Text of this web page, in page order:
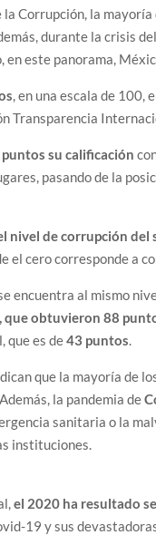
la Corrupción, la
durante la crisis
en este panorama,
, en una escala de 100,
Transparencia
su calificación
pasando de la
nivel de corrupción del
el cero corresponde a
encuentra al mismo
que obtuvieron 88
que es de43 puntos.
que la mayoría de
la pandemia de
sanitaria o la
instituciones.
el 2020 ha resultado
19 y sus